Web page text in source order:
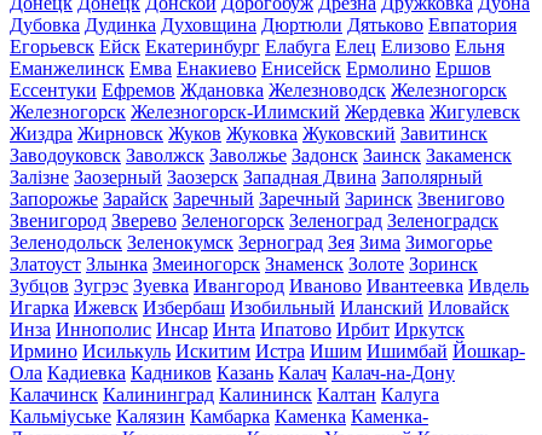
Дубовка Дудинка Духовщина Дюртюли Дятьково Евпатория
Егорьевск Ейск Екатеринбург Елабуга Елец Елизово Ельня
Еманжелинск Емва Енакиево Енисейск Ермолино Ершов
Ессентуки Ефремов Ждановка Железноводск Железногорск
Железногорск Железногорск-Илимский Жердевка Жигулевск
Жиздра Жирновск Жуков Жуковка Жуковский Завитинск
Заводоуковск Заволжск Заволжье Задонск Заинск Закаменск
Залізне Заозерный Заозерск Западная Двина Заполярный
Запорожье Зарайск Заречный Заречный Заринск Звенигово
Звенигород Зверево Зеленогорск Зеленоград Зеленоградск
Зеленодольск Зеленокумск Зерноград Зея Зима Зимогорье
Златоуст Злынка Змеиногорск Знаменск Золоте Зоринск
Зубцов Зугрэс Зуевка Ивангород Иваново Ивантеевка Ивдель
Игарка Ижевск Избербаш Изобильный Иланский Иловайск
Инза Иннополис Инсар Инта Ипатово Ирбит Иркутск
Ирмино Исилькуль Искитим Истра Ишим Ишимбай Йошкар-
Ола Кадиевка Кадников Казань Калач Калач-на-Дону
Калачинск Калининград Калининск Калтан Калуга
Кальміуське Калязин Камбарка Каменка Каменка-